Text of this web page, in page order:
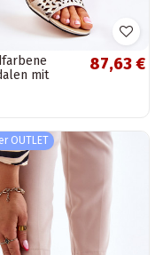
mit
87,63 €
OUTLET